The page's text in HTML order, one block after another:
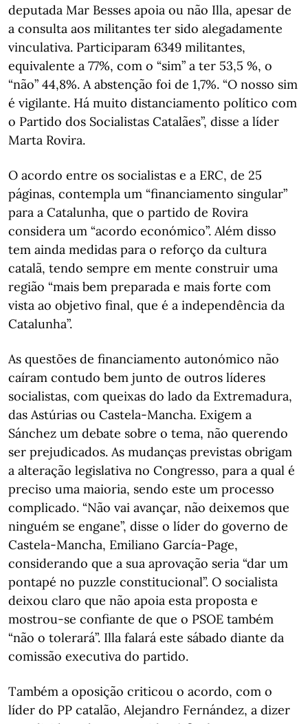
deputada Mar Besses apoia ou não Illa, apesar de
a consulta aos militantes ter sido alegadamente
vinculativa. Participaram 6349 militantes,
equivalente a 77%, com o “sim” a ter 53,5 %, o
“não” 44,8%. A abstenção foi de 1,7%. “O nosso sim
é vigilante. Há muito distanciamento político com
o Partido dos Socialistas Catalães”, disse a líder
Marta Rovira.
O acordo entre os socialistas e a ERC, de 25
páginas, contempla um “financiamento singular”
para a Catalunha, que o partido de Rovira
considera um “acordo económico”. Além disso
tem ainda medidas para o reforço da cultura
catalã, tendo sempre em mente construir uma
região “mais bem preparada e mais forte com
vista ao objetivo final, que é a independência da
Catalunha”.
As questões de financiamento autonómico não
caíram contudo bem junto de outros líderes
socialistas, com queixas do lado da Extremadura,
das Astúrias ou Castela-Mancha. Exigem a
Sánchez um debate sobre o tema, não querendo
ser prejudicados. As mudanças previstas obrigam
a alteração legislativa no Congresso, para a qual é
preciso uma maioria, sendo este um processo
complicado. “Não vai avançar, não deixemos que
ninguém se engane”, disse o líder do governo de
Castela-Mancha, Emiliano García-Page,
considerando que a sua aprovação seria “dar um
pontapé no puzzle constitucional”. O socialista
deixou claro que não apoia esta proposta e
mostrou-se confiante de que o PSOE também
“não o tolerará”. Illa falará este sábado diante da
comissão executiva do partido.
Também a oposição criticou o acordo, com o
líder do PP catalão, Alejandro Fernández, a dizer